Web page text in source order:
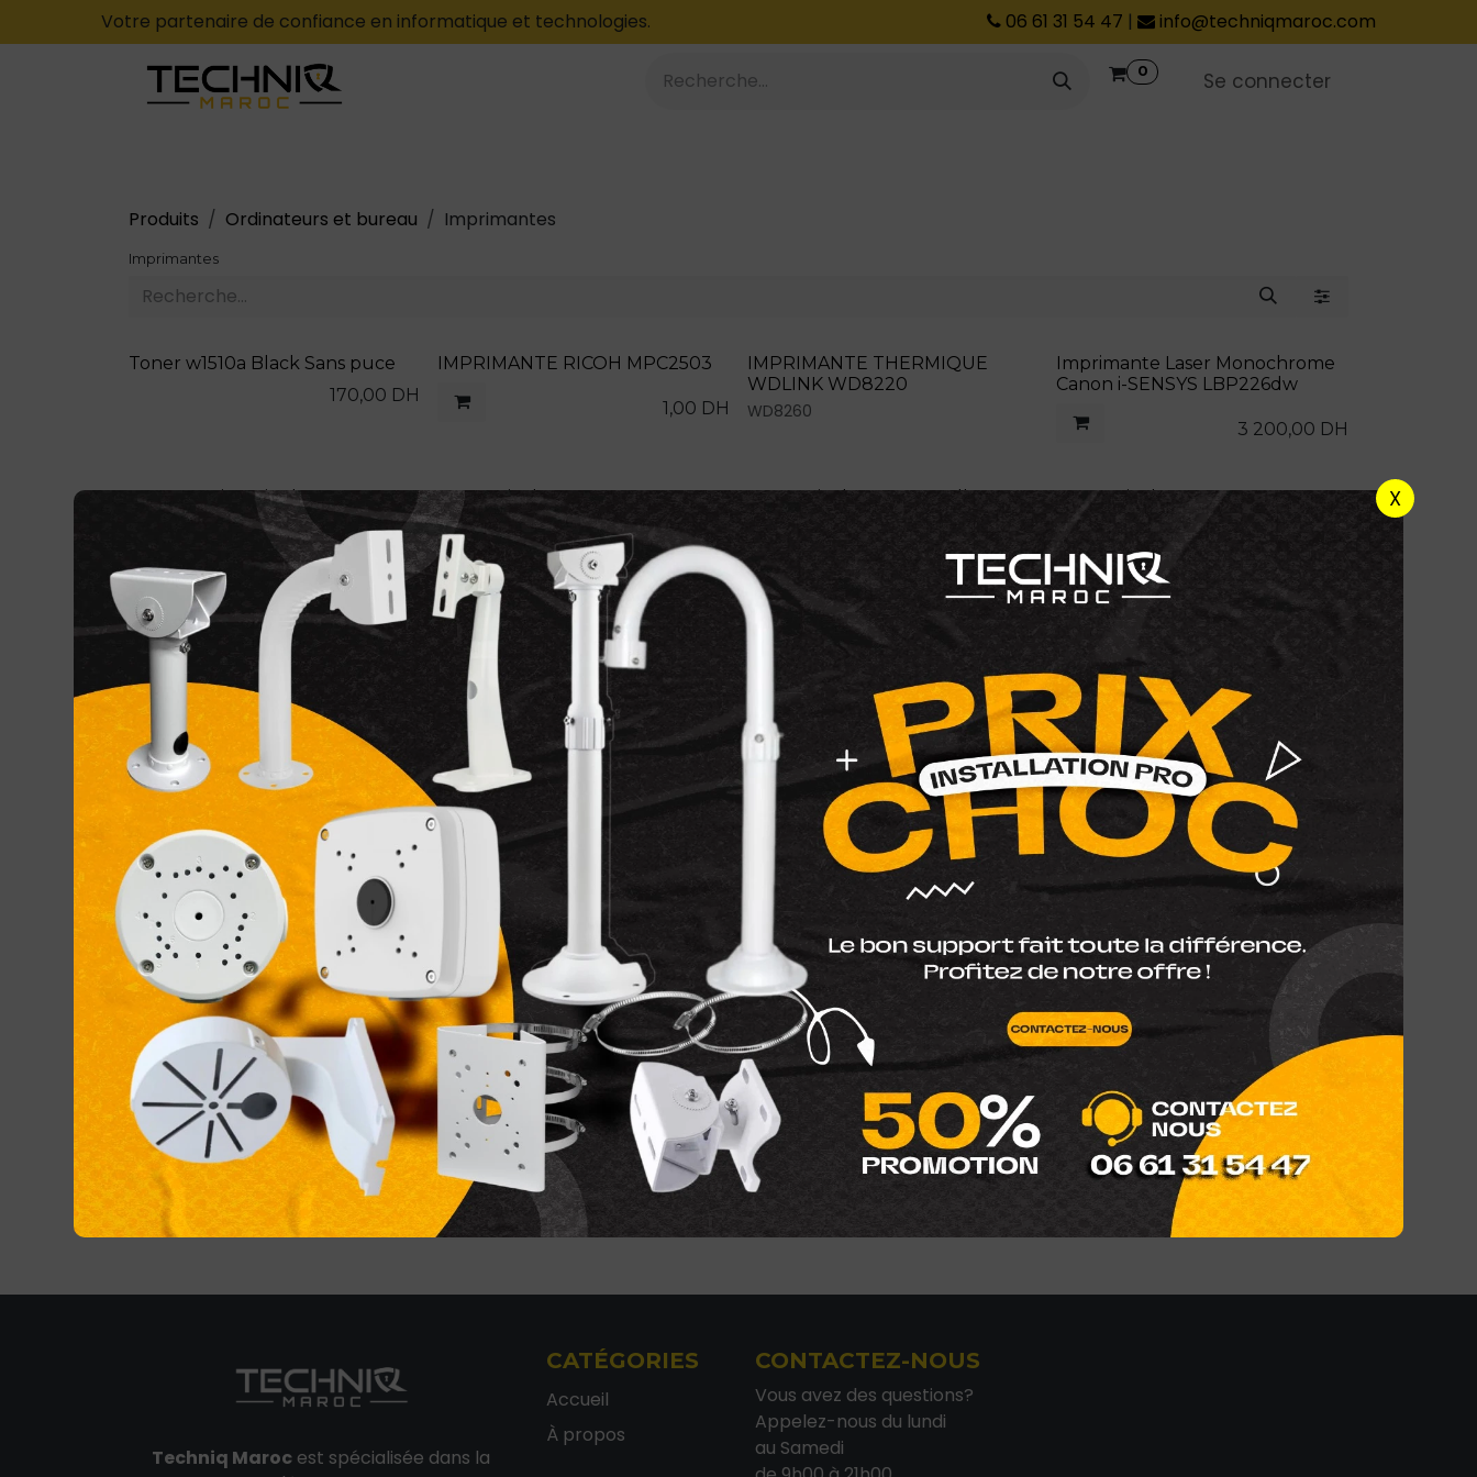
X
Votre partenaire de confiance en informatique et technologies. 06 61 31 54 47 | info@techniqmaroc.com
0 Se connecter
Produits Ordinateurs et bureau Imprimantes
Imprimantes
Toner w1510a Black Sans puce
170,00 DH
IMPRIMANTE RICOH MPC2503
1,00 DH
IMPRIMANTE THERMIQUE
WDLINK WD8220
WD8260
Imprimante Laser Monochrome
Canon i-SENSYS LBP226dw
3 200,00 DH
Toner Konica Minolta TN-
322/TN-323 Black Compatible
TN-322/TN-323 Black
220,00 DH
Toner Ricoh IM C300 Cyan Toner Ricoh IM C300 Yellow Toner Ricoh IM C300 Magenta
tn-620
1 000,00DH
Toner Konica Minolta TN-321/TN-
221 Yellow Compatible
KMT-321Y
Toner Konica Minolta TN-321/TN-
221 Magenta Compatible
KMT-321M
350,00DH
Toner Konica Minolta TN-321/TN-
221 Cyan Compatible
KMT-321C
1,00
Toner Konica Minolta TN-321/TN-
221 Black Compatible
KMT-321K
1,00DH
Toner Ricoh IMC300 Black
G842382
Imprimante Thermique Code
barre ZKTeco
HP 410A Yellow Original LaserJet
Toner Cartridge
CF412A
1 690,00 DH
HP 410A Cyan Original LaserJet
Toner Cartridge
CF411A
1 680,00DH
HP 410A Black Original LaserJet
Toner Cartridge
CF410A
1 300,00DH
TONER 207A MAGENTA
ORGINAL
1 040,00
DH
TONER 207A YELOW ORGINAL
1 040,00
DH
1 3
Techniq Maroc est spécialisée dans la
CATÉGORIES
Accueil
À propos
CONTACTEZ-NOUS
Vous avez des questions?
Appelez-nous du lundi
au Samedi